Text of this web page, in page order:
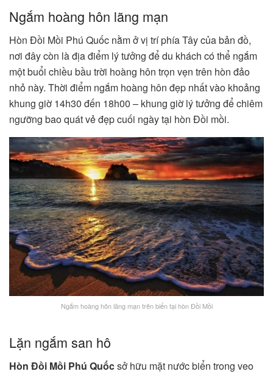
Ngắm hoàng hôn lãng mạn
Hòn Đồi Mồi Phú Quốc nằm ở vị trí phía Tây của bản đồ,
nơi đây còn là địa điểm lý tưởng để du khách có thể ngắm
một buổi chiều bầu trời hoàng hôn trọn vẹn trên hòn đảo
nhỏ này. Thời điểm ngắm hoàng hôn đẹp nhất vào khoảng
khung giờ 14h30 đến 18h00 – khung giờ lý tưởng để chiêm
ngưỡng bao quát vẻ đẹp cuối ngày tại hòn Đồi mồi.
Ngắm hoàng hôn lãng mạn trên biển tại hòn Đồi Mồi
Lặn ngắm san hô
Hòn Đồi Mồi Phú Quốcsở hữu mặt nước biển trong veo